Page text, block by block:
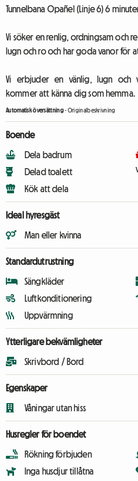
Tunnelbana Opañel (Linje 6) 6
Vi söker en renlig, ordningsam och
lugn och ro och har goda vanor för
Vi erbjuder en vänlig, lugn och
kommer att känna dig som hemma.
Automatisk översättning-Originalbeskrivning
Boende
Dela badrum
Delad toalett
Kök att dela
Ideal hyresgäst
Man eller kvinna
Standardutrustning
Sängkläder
Luftkonditionering
Uppvärmning
Ytterligare bekvämligheter
Skrivbord / Bord
Egenskaper
Våningar utan hiss
Husregler för boendet
Rökning förbjuden
Inga husdjur tillåtna